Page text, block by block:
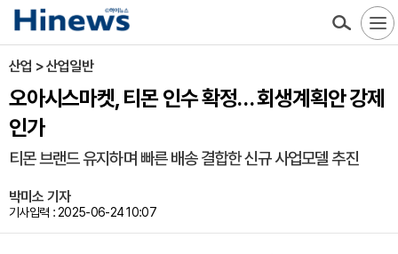
산업 > 산업일반
오아시스마켓, 티몬 인수 확정… 회생계획안 강제
인가
티몬 브랜드 유지하며 빠른 배송 결합한 신규 사업모델 추진
박미소 기자
기사입력 : 2025-06-24 10:07